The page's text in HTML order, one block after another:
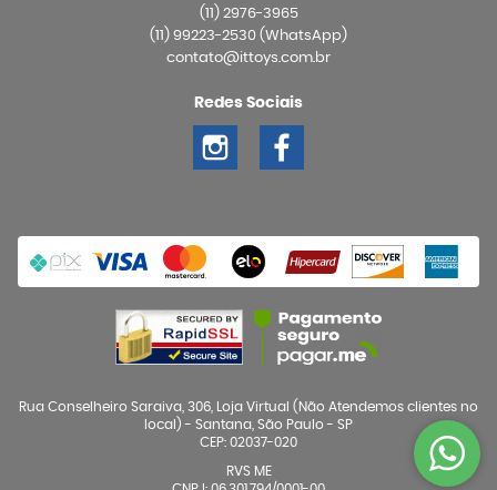
(11)2976-3965
(11) 99223-2530 (WhatsApp)
contato@ittoys.com.br
Redes Sociais
Rua Conselheiro Saraiva, 306, Loja Virtual (Não Atendemos clientes no
local) - Santana, São Paulo - SP
CEP: 02037-020
RVS ME